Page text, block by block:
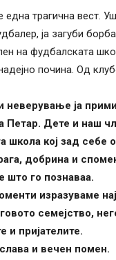
една трагична вест.
ја загуби
на фудбалската
почина. Од
неверување ја
Петар. Дете и наш
школа кој зад себе
добрина и
што го познаваа.
изразуваме
семејство,
и пријателите.
и вечен помен.